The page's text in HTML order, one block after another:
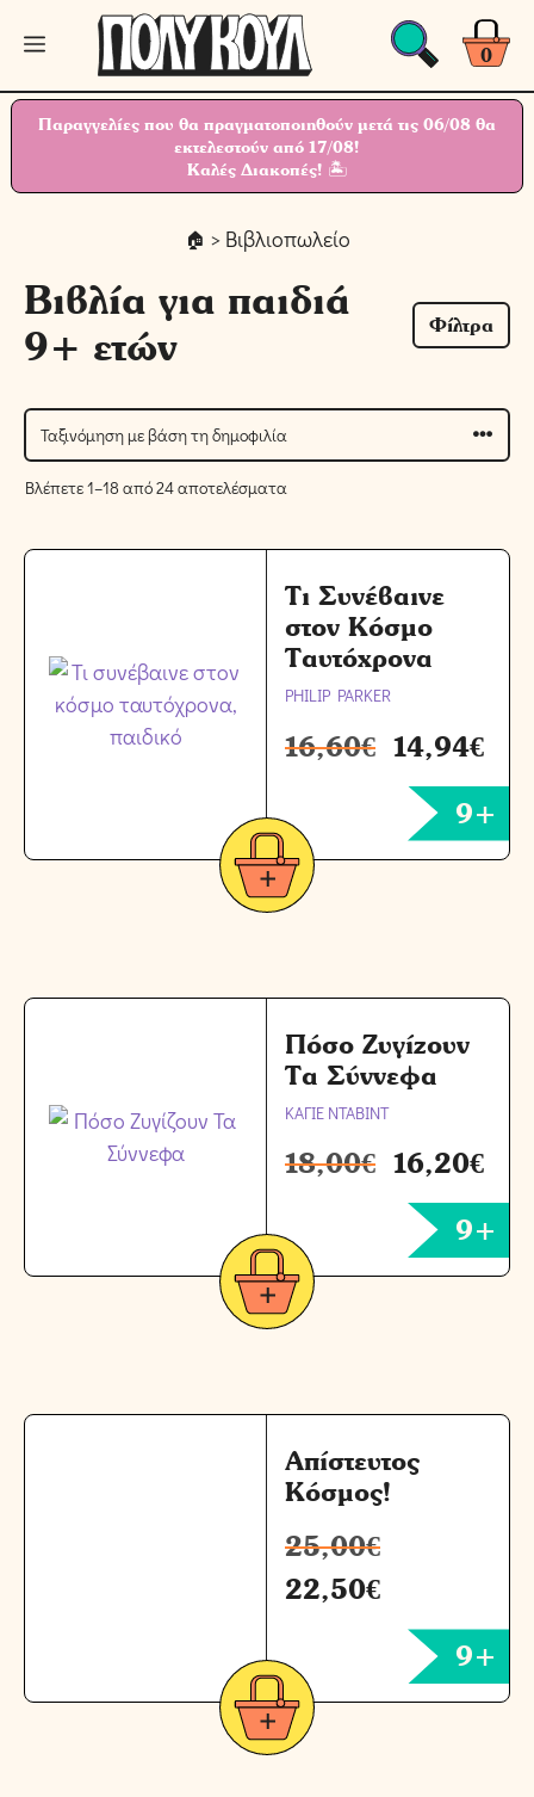
Μετάβαση
περιεχόμενο
0
Μενού
Παραγγελίες που θα πραγματοποιηθούν μετά τις 06/08 θα
εκτελεστούν από 17/08!
Καλές Διακοπές! 🏝
> Βιβλιοπωλείο
Βιβλία για παιδιά
9+ ετών
Φίλτρα
Βλέπετε 1–18 από 24 αποτελέσματα
Τι Συνέβαινε
στον Κόσμο
Ταυτόχρονα
PHILIP PARKER
16,60€ 14,94€
9+
Πόσο Ζυγίζουν
Τα Σύννεφα
ΚΑΓΙΕ ΝΤΑΒΙΝΤ
18,00€ 16,20€
9+
Απίστευτος
Κόσμος!
25,00€
22,50€
9+